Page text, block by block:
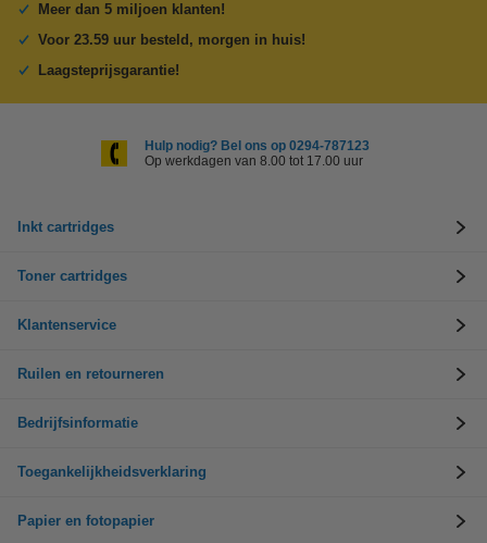
Meer dan 5 miljoen klanten!
Voor 23.59 uur besteld, morgen in huis!
Laagsteprijsgarantie!
Hulp nodig? Bel ons op 0294-787123
Op werkdagen van 8.00 tot 17.00 uur
Inkt cartridges
Toner cartridges
Klantenservice
Ruilen en retourneren
Bedrijfsinformatie
Toegankelijkheidsverklaring
Papier en fotopapier